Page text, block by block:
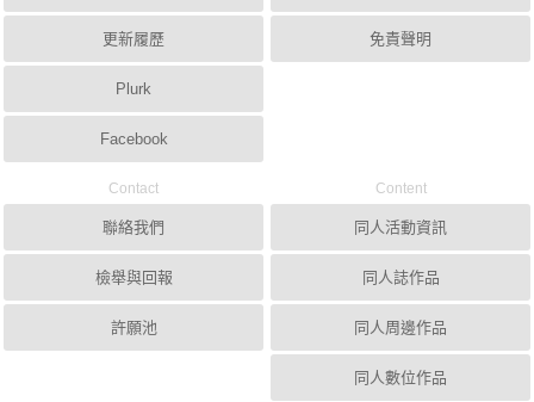
更新履歷
Plurk
Facebook
免責聲明
Contact
聯絡我們
檢舉與回報
許願池
Content
同人活動資訊
同人誌作品
同人周邊作品
同人數位作品